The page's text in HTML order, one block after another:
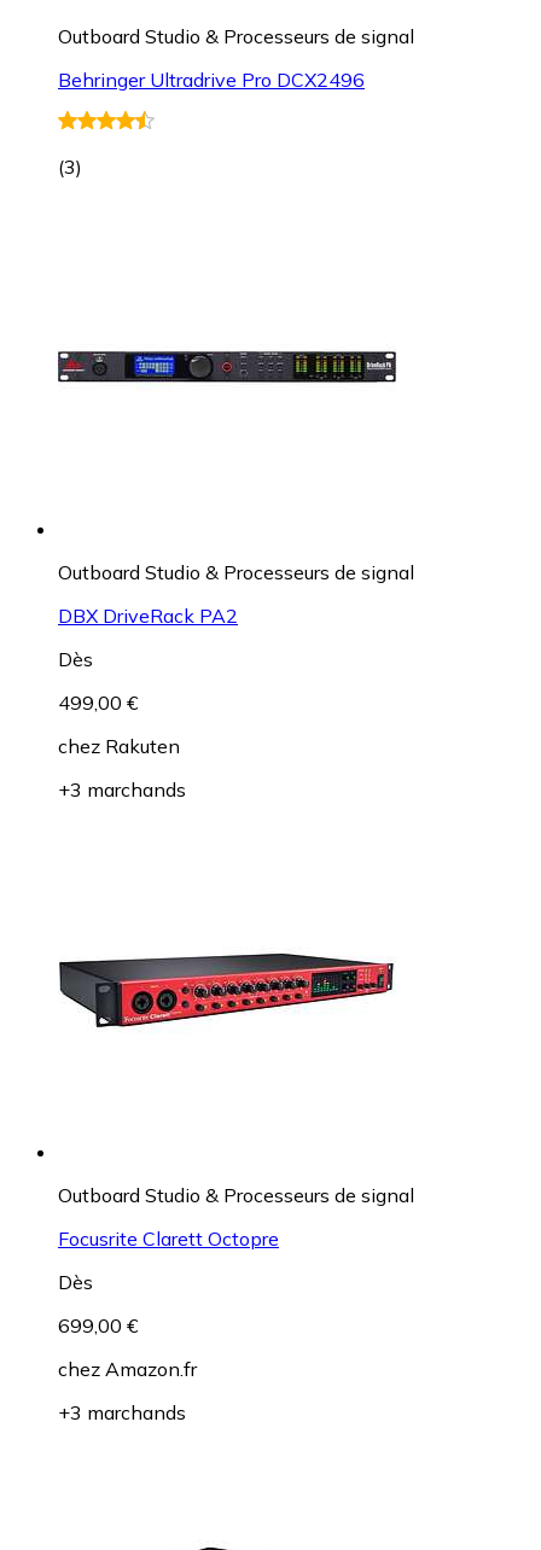
Outboard Studio & Processeurs de signal
Behringer Ultradrive Pro DCX2496
(3)
Outboard Studio & Processeurs de signal
DBX DriveRack PA2
Dès
499,00 €
chez Rakuten
+3 marchands
Outboard Studio & Processeurs de signal
Focusrite Clarett Octopre
Dès
699,00 €
chez Amazon.fr
+3 marchands